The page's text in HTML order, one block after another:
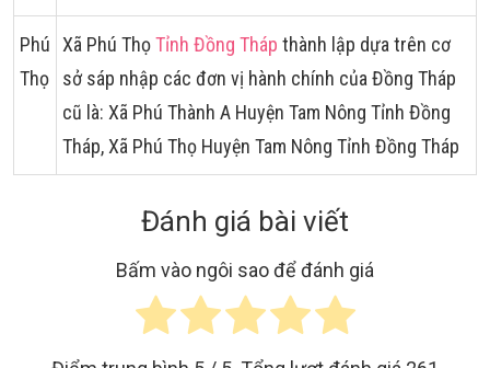
Phú
Thọ
Xã Phú ThọTỉnh Đồng Tháp thành lập dựa trên cơ
sở sáp nhập các đơn vị hành chính của Đồng Tháp
cũ là: Xã Phú Thành A Huyện Tam Nông Tỉnh Đồng
Tháp, Xã Phú Thọ Huyện Tam Nông Tỉnh Đồng Tháp
Đánh giá bài viết
Bấm vào ngôi sao để đánh giá